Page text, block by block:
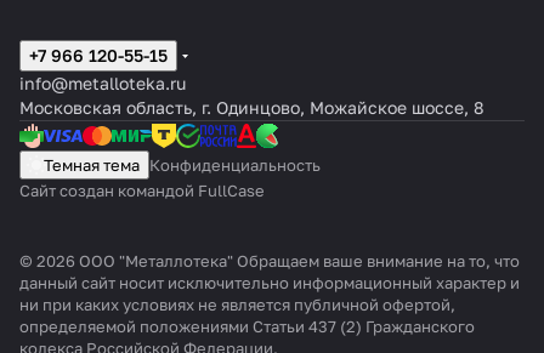
+7 966 120-55-15
info@metalloteka.ru
Московская область, г. Одинцово, Можайское шоссе, 8
Темная тема Конфиденциальность
Сайт создан командой FullCase
© 2026 ООО "Металлотека" Обращаем ваше внимание на то, что
данный сайт носит исключительно информационный характер и
ни при каких условиях не является публичной офертой,
определяемой положениями Статьи 437 (2) Гражданского
кодекса Российской Федерации.